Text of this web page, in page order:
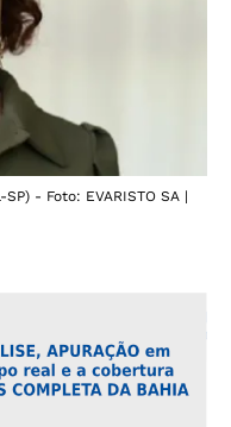
- Foto: EVARISTO SA |